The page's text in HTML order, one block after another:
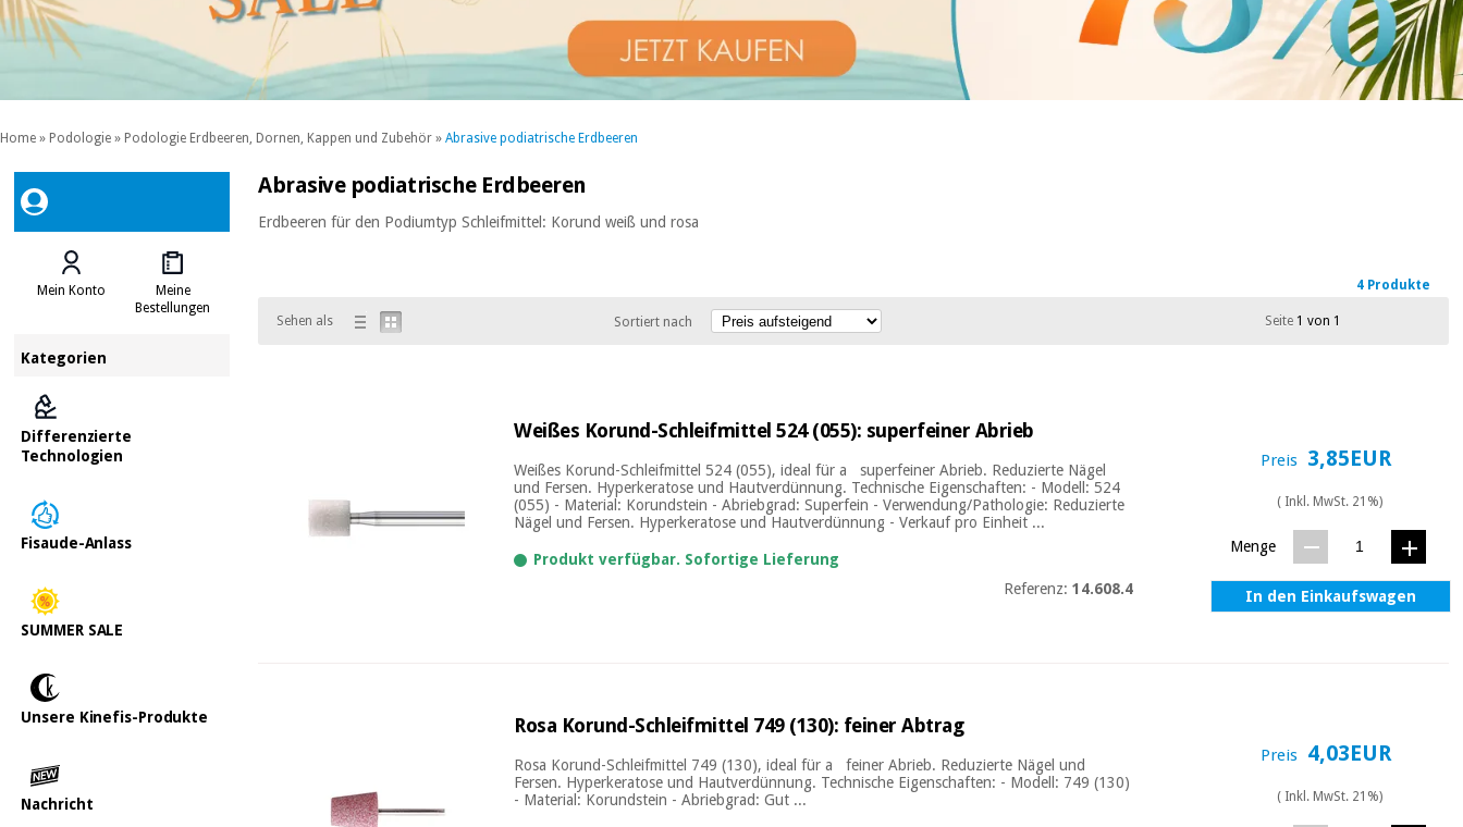
Home » Podologie » Podologie Erdbeeren, Dornen, Kappen und Zubehör » Abrasive podiatrische Erdbeeren
Mein Konto
Meine
Bestellungen
Kategorien
Differenzierte
Technologien
Fisaude-Anlass
SUMMER SALE
Unsere Kinefis-Produkte
Nachricht
Abrasive podiatrische Erdbeeren
Erdbeeren für den Podiumtyp Schleifmittel: Korund weiß und rosa
4 Produkte
Sehen als Sortiert nach Seite1 von 1
Weißes Korund-Schleifmittel 524 (055): superfeiner Abrieb
Weißes Korund-Schleifmittel 524 (055), ideal für a superfeiner Abrieb. Reduzierte Nägel
und Fersen. Hyperkeratose und Hautverdünnung. Technische Eigenschaften: - Modell: 524
(055) - Material: Korundstein - Abriebgrad: Superfein - Verwendung/Pathologie: Reduzierte
Nägel und Fersen. Hyperkeratose und Hautverdünnung - Verkauf pro Einheit ...
Produkt verfügbar. Sofortige Lieferung
Referenz: 14.608.4
Preis 3,85EUR
( Inkl. MwSt. 21%)
Menge
In den Einkaufswagen
Rosa Korund-Schleifmittel 749 (130): feiner Abtrag
Rosa Korund-Schleifmittel 749 (130), ideal für a feiner Abrieb. Reduzierte Nägel und
Fersen. Hyperkeratose und Hautverdünnung. Technische Eigenschaften: - Modell: 749 (130)
- Material: Korundstein - Abriebgrad: Gut ...
Preis 4,03EUR
( Inkl. MwSt. 21%)